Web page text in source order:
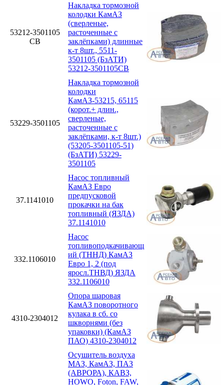
53212-3501105
СВ
Накладка тормозной
колодки КамАЗ
(сверленые,
расточенные с
заклёпками) длинные
к-т 8шт., 5511-
3501105 (БзАТИ)
53212-3501105СВ
53229-3501105
Накладка тормозной
колодки
КамАЗ-53215, 65115
(корот.+ длин.,
сверленые,
расточенные с
заклёпками, к-т 8шт.)
(53205-3501105-51)
(БзАТИ) 53229-
3501105
37.1141010
Насос топливный
КамАЗ Евро
предпусковой
прокачки на бак
топливный (ЯЗДА)
37.1141010
332.1106010
Насос
топливоподкачивающ
ий (ТННД) КамАЗ
Евро 1, 2 (под
яросл.ТНВД) ЯЗДА
332.1106010
4310-2304012
Опора шаровая
КамАЗ поворотного
кулака в сб. со
шкворнями (без
упаковки) (КамАЗ
ПАО) 4310-2304012
Осушитель воздуха
МАЗ, КамАЗ, ПАЗ
(АВРОРА), КАВЗ,
HOWO, Foton, FAW,